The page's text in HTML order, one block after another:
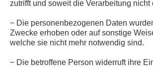
zutrifft und soweit die Verarbeitung nicht
− Die personenbezogenen Daten
Zwecke erhoben oder auf sonstige
welche sie nicht mehr notwendig sind.
− Die betroffene Person widerruft ihre